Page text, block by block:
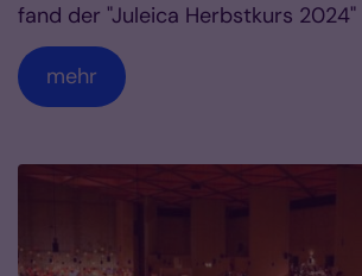
fand der "Juleica Herbstkurs 2024"
mehr